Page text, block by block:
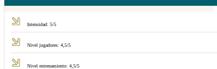
Intensidad: 5/5
Nivel jugadores: 4,5/5
Nivel entrenamiento: 4,5/5